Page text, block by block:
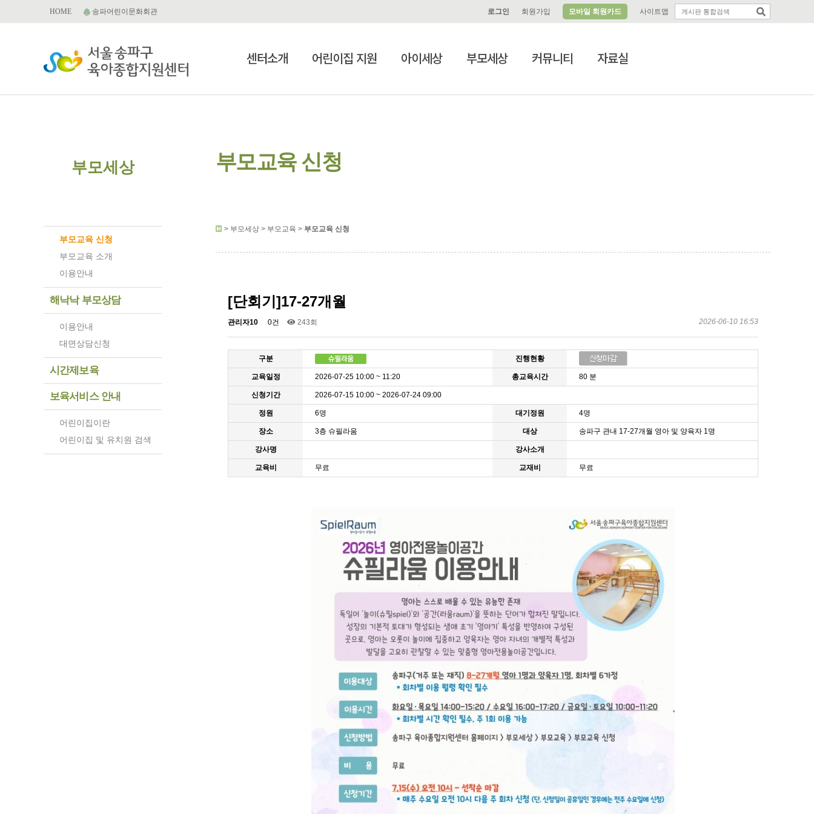
HOME 송파어린이문화회관 로그인 회원가입 모바일 회원카드 사이트맵
센터소개 어린이집 지원 아이세상 부모세상 커뮤니티 자료실
부모세상
부모교육 신청
부모교육 소개
이용안내
해낙낙 부모상담
이용안내
대면상담신청
시간제보육
보육서비스 안내
어린이집이란
어린이집 및 유치원 검색
부모교육 신청
> 부모세상 > 부모교육 > 부모교육 신청
[단회기]17-27개월
관리자10 0건 243회 2026-06-10 16:53
구분 진행현황
교육일정 2026-07-25 10:00 ~ 11:20 총교육시간 80 분
신청기간 2026-07-15 10:00 ~ 2026-07-24 09:00
정원 6명 대기정원 4명
장소 3층 슈필라움 대상 송파구 관내 17-27개월 영아 및 양육자 1명
강사명 강사소개
교육비 무료 교재비 무료